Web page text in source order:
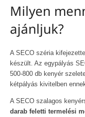
Milyen
ajánljuk?
A SECO széria
készült. Az egypályás
500-800 db kenyér
kétpályás kivitelben
A SECO szalagos
darab feletti termelési